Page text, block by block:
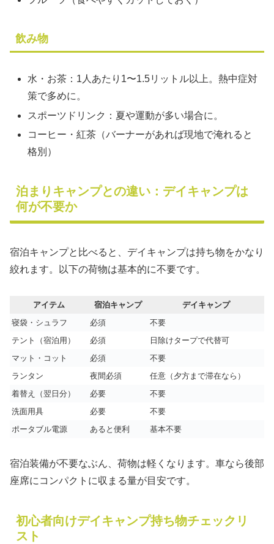
飲み物
水・お茶：1人あたり1〜1.5リットル以上。熱中症対
策で多めに。
スポーツドリンク：夏や運動が多い場合に。
コーヒー・紅茶（バーナーがあれば現地で淹れると
格別）
泊まりキャンプとの違い：デイキャンプは
何が不要か
宿泊キャンプと比べると、デイキャンプは持ち物をかなり
絞れます。以下の荷物は基本的に不要です。
アイテム 宿泊キャンプ
デイキャンプ
寝袋・シュラフ
必須
不要
テント（宿泊用）
必須
日除けタープで代替可
マット・コット
必須
不要
ランタン
夜間必須
任意（夕方まで滞在なら）
着替え（翌日分）
必要
不要
洗面用具
必要
不要
ポータブル電源
あると便利 基本不要
宿泊装備が不要なぶん、荷物は軽くなります。車なら後部
座席にコンパクトに収まる量が目安です。
初心者向けデイキャンプ持ち物チェックリ
スト